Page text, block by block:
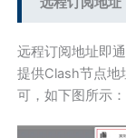
远程订阅地址即
提供Clash节点地
可，如下图所示：